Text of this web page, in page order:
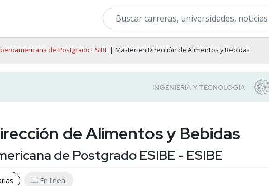
de Postgrado ESIBE | Máster en Dirección de Alimentos y Bebidas
de Alimentos y Bebidas
de Postgrado ESIBE - ESIBE
En línea